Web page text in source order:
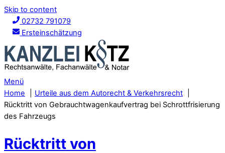
Skip to content
02732 791079
Ersteinschätzung
Menü
Home
Urteile aus dem Autorecht & Verkehrsrecht
Rücktritt von Gebrauchtwagenkaufvertrag bei Schrottfrisierung
des Fahrzeugs
Rücktritt von